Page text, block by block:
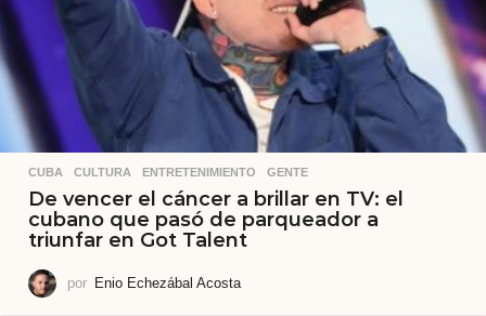
CUBA ,CULTURA ,ENTRETENIMIENTO ,GENTE
De vencer el cáncer a brillar en TV: el
cubano que pasó de parqueador a
triunfar en Got Talent
por Enio Echezábal Acosta